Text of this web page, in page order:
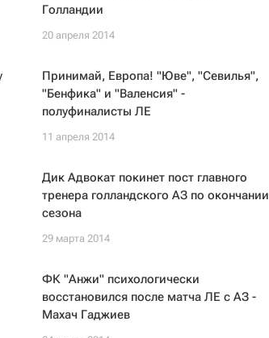
Голландии
20 апреля 2014
Принимай, Европа! "Юве", "Севилья",
"Бенфика" и "Валенсия" -
полуфиналисты ЛЕ
11 апреля 2014
Дик Адвокат покинет пост главного
тренера голландского АЗ по окончании
сезона
29 марта 2014
ФК "Анжи" психологически
восстановился после матча ЛЕ с АЗ -
Махач Гаджиев